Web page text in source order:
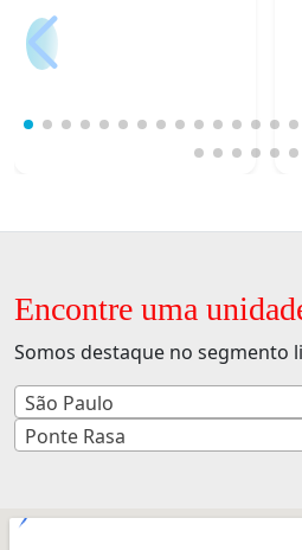
Encontre uma
Somos destaque no segmento
São Paulo
Ponte Rasa